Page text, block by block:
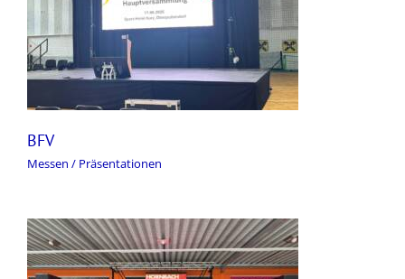
BFV
Messen / Präsentationen